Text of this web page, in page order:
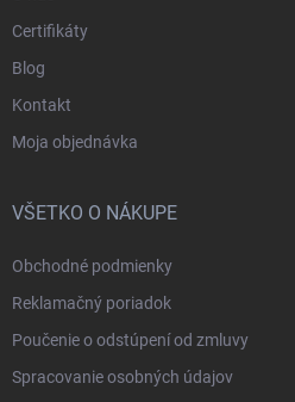
Certifikáty
Blog
Kontakt
Moja objednávka
VŠETKO O NÁKUPE
Obchodné podmienky
Reklamačný poriadok
Poučenie o odstúpení od zmluvy
Spracovanie osobných údajov